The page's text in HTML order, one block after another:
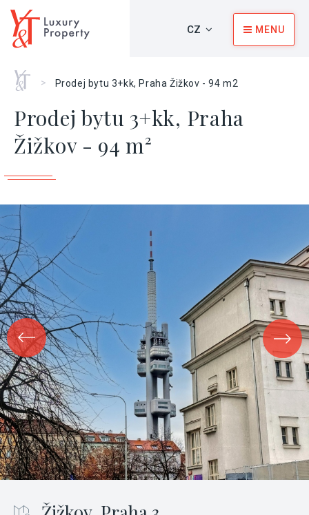
CZ MENU
Home
> Prodej bytu 3+kk, Praha Žižkov - 94 m2
Prodej bytu 3+kk, Praha
Žižkov - 94 m²